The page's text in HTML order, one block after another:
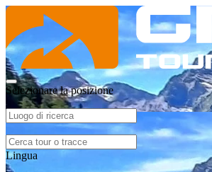
Selezionare la posizione
Lingua